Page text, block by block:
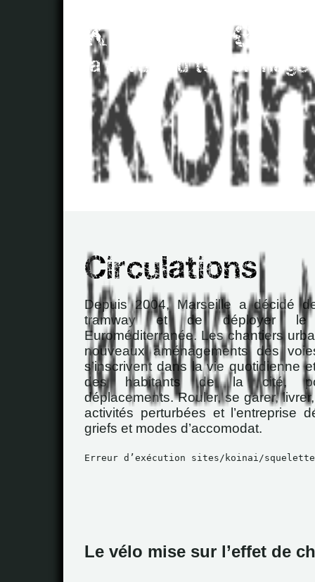
Depuis 2004, Marseille a décidé
tramway et de déployer le
Euroméditerranée. Les chantiers
nouveaux aménagements des
s’inscrivent dans la vie quotidienne
des habitants de la cité,
déplacements. Rouler, se garer,
activités perturbées et l’entreprise
griefs et modes d’accomodat.
Erreur d’exécution sites/koinai/
Le vélo mise sur l’effet de